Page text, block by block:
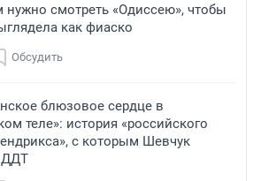
нужно смотреть «Одиссею», чтобы
как фиаско
Обсудить
блюзовое сердце в
теле»: история «российского
с которым Шевчук
ДДТ